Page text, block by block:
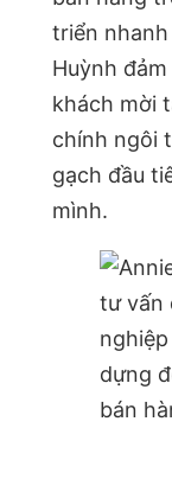
triển
Huỳnh
khách mời
chính ngôi
gạch đầu
mình.